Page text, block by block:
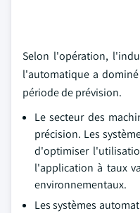
Selon l'opération,
l'automatique a
période de prévision.
Le secteur des
précision. Les
d'optimiser
l'application à taux
environnementaux.
Les systèmes